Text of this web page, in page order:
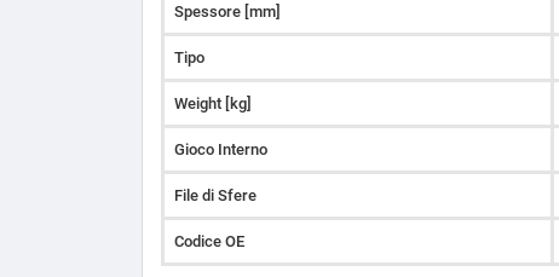
Spessore [mm]
Tipo
Weight [kg]
Gioco Interno
File di Sfere
Codice OE